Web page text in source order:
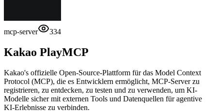
mcp-server 334
Kakao PlayMCP
Kakao's offizielle Open-Source-Plattform für das Model Context
Protocol (MCP), die es Entwicklern ermöglicht, MCP-Server zu
registrieren, zu entdecken, zu testen und zu verwenden, um KI-
Modelle sicher mit externen Tools und Datenquellen für agentive
KI-Erlebnisse zu verbinden.